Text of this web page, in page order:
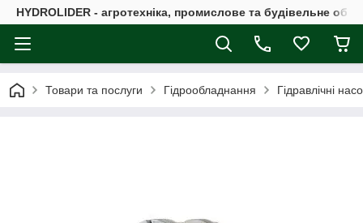
HYDROLIDER - агротехніка, промислове та будівельне
Товари та послуги Гідрообладнання Гідравлічні